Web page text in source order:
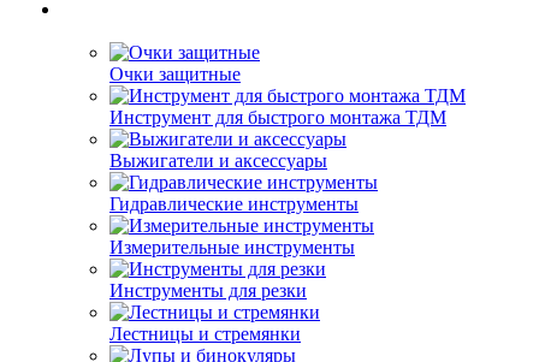
Очки защитные
Инструмент для быстрого монтажа ТДМ
Выжигатели и аксессуары
Гидравлические инструменты
Измерительные инструменты
Инструменты для резки
Лестницы и стремянки